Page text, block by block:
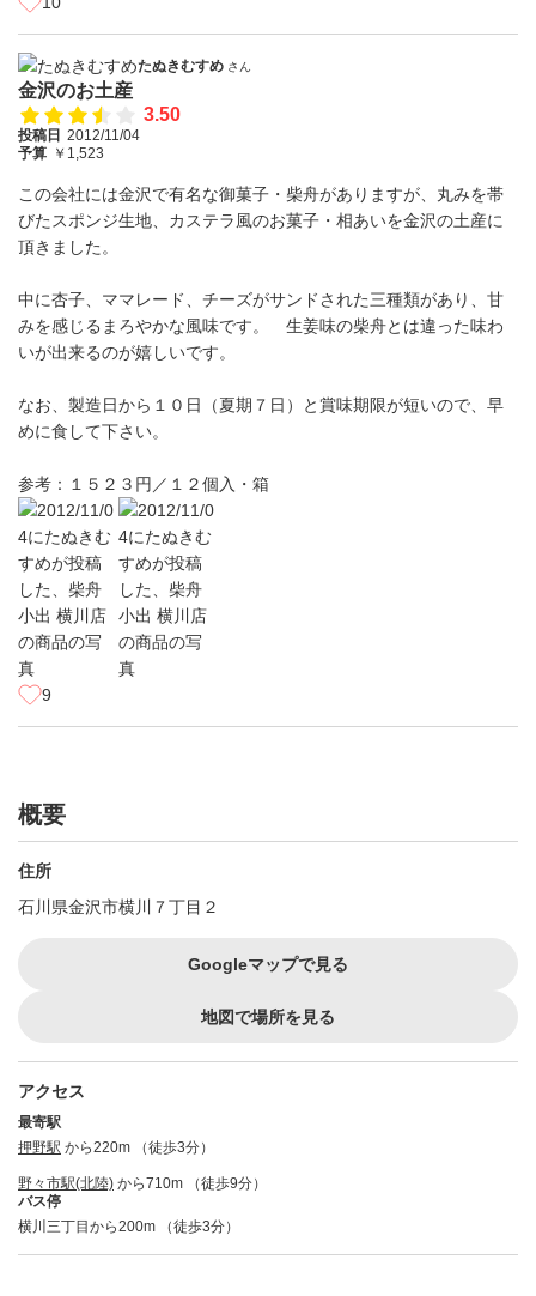
たぬきむすめ さん
金沢のお土産
3.50
投稿日 2012/11/04
予算 ￥1,523
この会社には金沢で有名な御菓子・柴舟がありますが、丸みを帯
びたスポンジ生地、カステラ風のお菓子・相あいを金沢の土産に
頂きました。
中に杏子、ママレード、チーズがサンドされた三種類があり、甘
みを感じるまろやかな風味です。 生姜味の柴舟とは違った味わ
いが出来るのが嬉しいです。
なお、製造日から１０日（夏期７日）と賞味期限が短いので、早
めに食して下さい。
参考：１５２３円／１２個入・箱
9
概要
住所
石川県金沢市横川７丁目２
Googleマップで見る
地図で場所を見る
アクセス
最寄駅
押野駅 から220m （徒歩3分）
野々市駅(北陸) から710m （徒歩9分）
バス停
横川三丁目から200m （徒歩3分）